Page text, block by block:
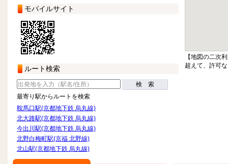
モバイルサイト
ルート検索
検 索
最寄り駅からルートを検索
鞍馬口駅(京都地下鉄 烏丸線)
北大路駅(京都地下鉄 烏丸線)
今出川駅(京都地下鉄 烏丸線)
北野白梅町駅(京福 北野線)
北山駅(京都地下鉄 烏丸線)
【地図の二次
超えて、許可